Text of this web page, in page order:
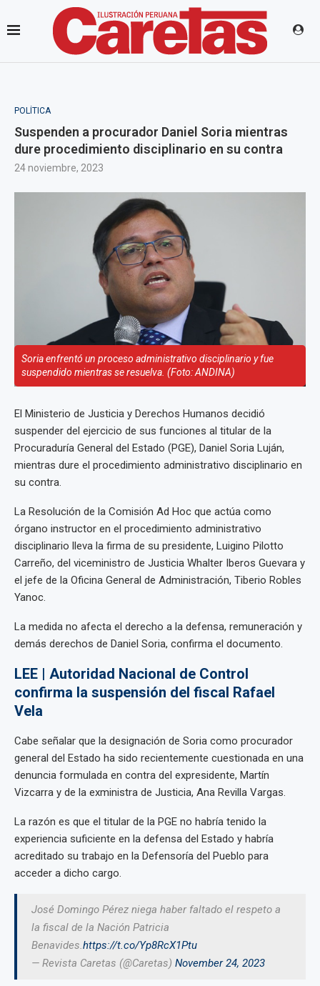
POLÍTICA
Suspenden a procurador Daniel Soria mientras
dure procedimiento disciplinario en su contra
24 noviembre, 2023
Soria enfrentó un proceso administrativo disciplinario y fue
suspendido mientras se resuelva. (Foto: ANDINA)
El Ministerio de Justicia y Derechos Humanos decidió
suspender del ejercicio de sus funciones al titular de la
Procuraduría General del Estado (PGE), Daniel Soria Luján,
mientras dure el procedimiento administrativo disciplinario en
su contra.
La Resolución de la Comisión Ad Hoc que actúa como
órgano instructor en el procedimiento administrativo
disciplinario lleva la firma de su presidente, Luigino Pilotto
Carreño, del viceministro de Justicia Whalter Iberos Guevara y
el jefe de la Oficina General de Administración, Tiberio Robles
Yanoc.
La medida no afecta el derecho a la defensa, remuneración y
demás derechos de Daniel Soria, confirma el documento.
LEE | Autoridad Nacional de Control
confirma la suspensión del fiscal Rafael
Vela
Cabe señalar que la designación de Soria como procurador
general del Estado ha sido recientemente cuestionada en una
denuncia formulada en contra del expresidente, Martín
Vizcarra y de la exministra de Justicia, Ana Revilla Vargas.
La razón es que el titular de la PGE no habría tenido la
experiencia suficiente en la defensa del Estado y habría
acreditado su trabajo en la Defensoría del Pueblo para
acceder a dicho cargo.
José Domingo Pérez niega haber faltado el respeto a
la fiscal de la Nación Patricia
Benavides.https://t.co/Yp8RcX1Ptu
— Revista Caretas (@Caretas) November 24, 2023